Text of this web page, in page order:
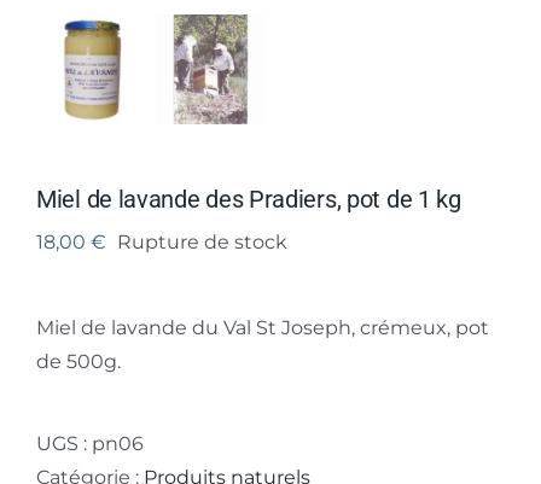
Miel de lavande des Pradiers, pot de 1 kg
18,00 € Rupture de stock
Miel de lavande du Val St Joseph, crémeux, pot
de 500g.
UGS : pn06
Catégorie : Produits naturels